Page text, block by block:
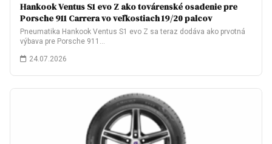
Hankook Ventus S1 evo Z ako továrenské osadenie pre
Porsche 911 Carrera vo veľkostiach 19/20 palcov
Pneumatika Hankook Ventus S1 evo Z sa teraz dodáva ako prvotná
výbava pre Porsche 911…
24.07.2026